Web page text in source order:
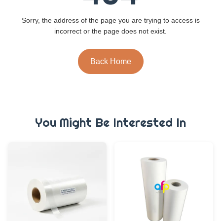
Sorry, the address of the page you are trying to access is
incorrect or the page does not exist.
Back Home
You Might Be Interested In